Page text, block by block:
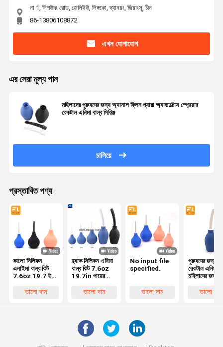
না 1, লিগউদং রোড, জেলিইউ, লিঙ্গকো, দ্যানয়ং, জিয়াংসু, চীন
86-13806108872
এখন যোগাযোগ
এর সেরা মূল্য পান
মহিলাদের পুরুষদের জন্য অ্যানাল ক্লিন প্যারা অ্যাডাল্টোস স্প্রেয়ার
রেকটাল এনিমা বাল্ব সিরিঞ্জ
চালিয়ে
প্রস্তাবিত পণ্য
কালো সিলিকন
এনাইমা বাল্ব কিট
7.6oz 19.7 ইঞ্চি
মোজাবিশেষ
ভালো দাম
ব্ল্যাক সিলিকন এনিমা
বাল্ব কিট 7.6oz
19.7in পায়ের
4 প্রতিস্থাপন
পরিষ্কার পায়ুপথ
ভালো দাম
No input file
specified.
ভালো দাম
পুরুষদের জন্য
রেকটাল এনিমা
মহিলাদের জন্য
এবং মসৃণভালো দাম